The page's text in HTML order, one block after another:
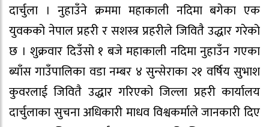
दार्चुला । नुहाउँने क्रममा महाकाली नदिमा बगेका एक
युवकको नेपाल प्रहरी र सशस्त्र प्रहरीले जिवितै उद्धार गरेको
छ । शुक्रवार दिउँसो १ बजे महाकाली नदिमा नुहाउँन गएका
ब्याँस गाउँपालिका वडा नम्बर ४ सुन्सेराका २१ वर्षिय सुभाश
कुवरलाई जिवितै उद्धार गरिएको जिल्ला प्रहरी कार्यालय
दार्चुलाका सुचना अधिकारी माधव विश्वकर्माले जानकारी दिए